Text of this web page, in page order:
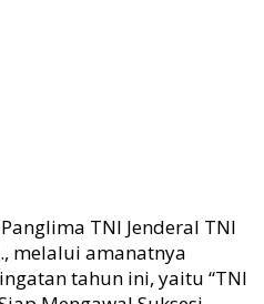
TNI Jenderal TNI
melalui amanatnya
tahun ini, yaitu “TNI